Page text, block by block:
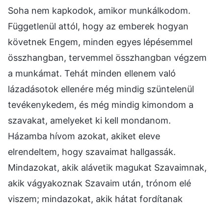
Soha nem kapkodok, amikor munkálkodom.
Függetlenül attól, hogy az emberek hogyan
követnek Engem, minden egyes lépésemmel
összhangban, tervemmel összhangban végzem
a munkámat. Tehát minden ellenem való
lázadásotok ellenére még mindig szüntelenül
tevékenykedem, és még mindig kimondom a
szavakat, amelyeket ki kell mondanom.
Házamba hívom azokat, akiket eleve
elrendeltem, hogy szavaimat hallgassák.
Mindazokat, akik alávetik magukat Szavaimnak,
akik vágyakoznak Szavaim után, trónom elé
viszem; mindazokat, akik hátat fordítanak